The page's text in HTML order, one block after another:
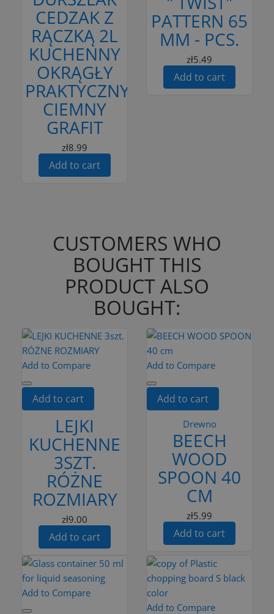
CEDZAK Z
RĄCZKĄ 2L
KUCHENNY
OKRĄGŁY
PRAKTYCZNY
CIEMNY
GRAFIT
zł8.99
Add to cart
PATTERN 65
MM - PCS.
zł5.49
Add to cart
CUSTOMERS WHO
BOUGHT THIS
PRODUCT ALSO
BOUGHT:
Add to Compare
Add to cart
LEJKI
KUCHENNE
3SZT.
RÓŻNE
ROZMIARY
zł9.00
Add to cart
Add to Compare
Add to cart
Drewno
BEECH
WOOD
SPOON 40
CM
zł5.99
Add to cart
Add to Compare
Add to Compare